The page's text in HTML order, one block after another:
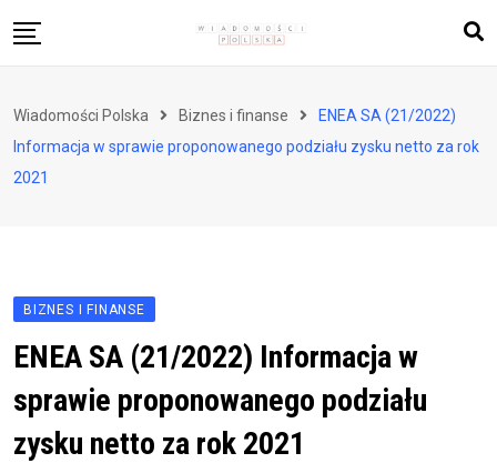
to
Zdrowie i styl życia
Polityka i społeczeństwo
Wiadomości Polska Biznes i finanse
ENEA SA (21/2022)
Informacja w sprawie proponowanego podziału zysku netto za rok
2021
BIZNES I FINANSE
ENEA SA (21/2022) Informacja w
sprawie proponowanego podziału
zysku netto za rok 2021